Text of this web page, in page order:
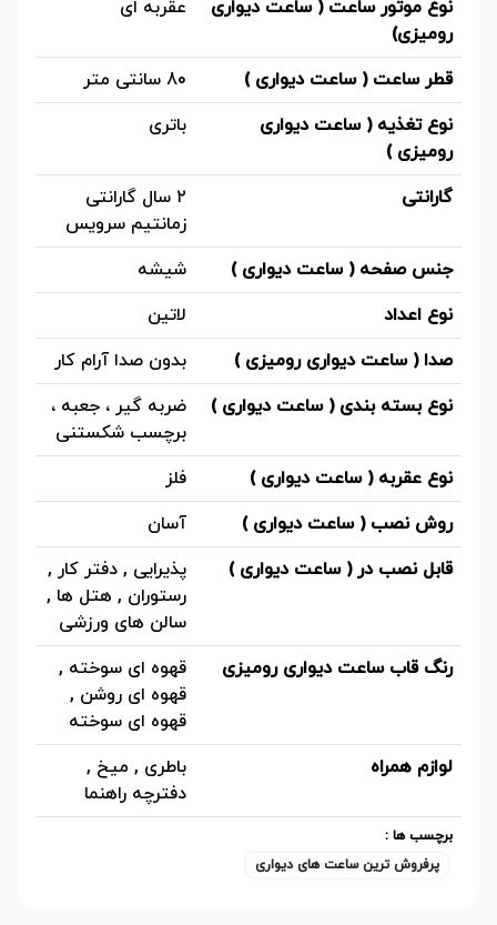
نوع موتور ساعت ( ساعت دیواری
رومیزی)
عقربه ای
قطر ساعت ( ساعت دیواری )
80 سانتی متر
نوع تغذیه ( ساعت دیواری
رومیزی )
باتری
گارانتی
۲ سال گارانتی
زمانتیم سرویس
جنس صفحه ( ساعت دیواری )
شیشه
نوع اعداد
لاتین
صدا ( ساعت دیواری رومیزی )
بدون صدا آرام کار
نوع بسته بندی ( ساعت دیواری )
ضربه گیر ، جعبه ،
برچسب شکستنی
نوع عقربه ( ساعت دیواری )
فلز
روش نصب ( ساعت دیواری )
آسان
قابل نصب در ( ساعت دیواری )
پذیرایی , دفتر کار ,
رستوران , هتل ها ,
سالن های ورزشی
رنگ قاب ساعت دیواری رومیزی
قهوه ای سوخته ,
قهوه ای روشن ,
قهوه ای سوخته
لوازم همراه
باطری , میخ ,
دفترچه راهنما
برچسب ها :
پرفروش ترین ساعت های دیواری